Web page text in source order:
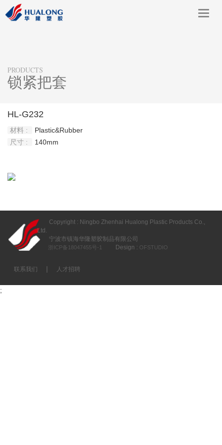
PRODUCTS
锁紧把套
HL-G232
材料 :
Plastic&Rubber
尺寸 :
140mm
Copyright : Ningbo Zhenhai Hualong Plastic Products Co.,
Ltd.
宁波市镇海华隆塑胶制品有限公司
浙ICP备18047455号-1 Design : OFSTUDIO
联系我们 | 人才招聘
;